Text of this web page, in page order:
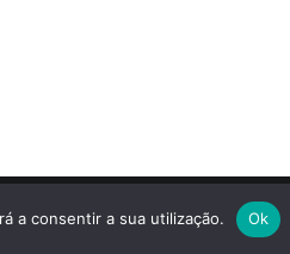
a consentir a sua utilização. Ok